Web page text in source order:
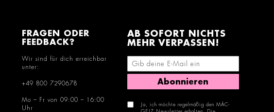
FRAGEN ODER
FEEDBACK?
Wir sind für dich erreichbar
unter:
+49 800 7290678
Mo – Fr von 09:00 – 16:00
Uhr
AB SOFORT NICHTS
MEHR VERPASSEN!
E-Mail-Adresse eingeben
Abonnieren
Ja, ich möchte regelmäßig den MÄC-